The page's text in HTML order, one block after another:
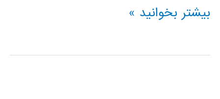
فیلم
فارسی
بیشتر بخوانید »